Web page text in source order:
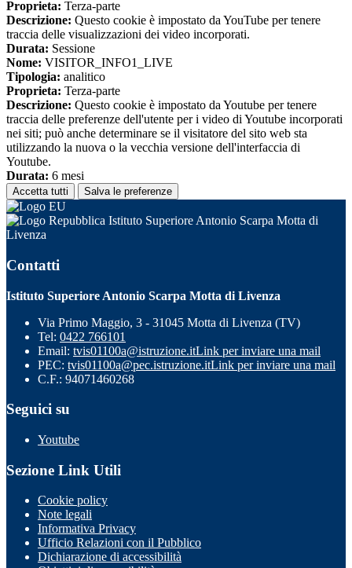
Proprieta: Terza-parte
Descrizione: Questo cookie è impostato da YouTube per tenere
traccia delle visualizzazioni dei video incorporati.
Durata: Sessione
Nome: VISITOR_INFO1_LIVE
Tipologia: analitico
Proprieta: Terza-parte
Descrizione: Questo cookie è impostato da Youtube per tenere
traccia delle preferenze dell'utente per i video di Youtube incorporati
nei siti; può anche determinare se il visitatore del sito web sta
utilizzando la nuova o la vecchia versione dell'interfaccia di
Youtube.
Durata: 6 mesi
Accetta tutti Salva le preferenze
Istituto Superiore Antonio Scarpa Motta di
Livenza
Contatti
Istituto Superiore Antonio Scarpa Motta di Livenza
Via Primo Maggio, 3 - 31045 Motta di Livenza (TV)
Tel: 0422 766101
Email: tvis01100a@istruzione.itLink per inviare una mail
PEC: tvis01100a@pec.istruzione.itLink per inviare una mail
C.F.: 94071460268
Seguici su
Youtube
Sezione Link Utili
Cookie policy
Note legali
Informativa Privacy
Ufficio Relazioni con il Pubblico
Dichiarazione di accessibilità